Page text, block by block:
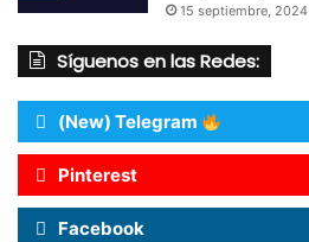
15 septiembre, 2024
Síguenos en las Redes:
(New) Telegram
Pinterest
Facebook